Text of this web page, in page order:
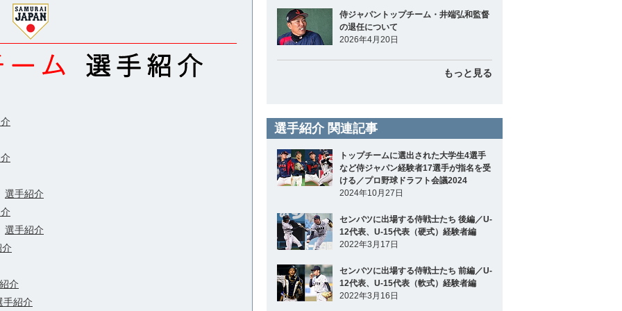
選手紹介
選手紹介
介
手紹介
侍ジャパントップチーム・井端弘和監督
の退任について
2026年4月20日
もっと見る
選手紹介 関連記事
トップチームに選出された大学生4選手
など侍ジャパン経験者17選手が指名を受
ける／プロ野球ドラフト会議2024
2024年10月27日
センバツに出場する侍戦士たち 後編／U-
12代表、U-15代表（硬式）経験者編
2022年3月17日
センバツに出場する侍戦士たち 前編／U-
12代表、U-15代表（軟式）経験者編
2022年3月16日